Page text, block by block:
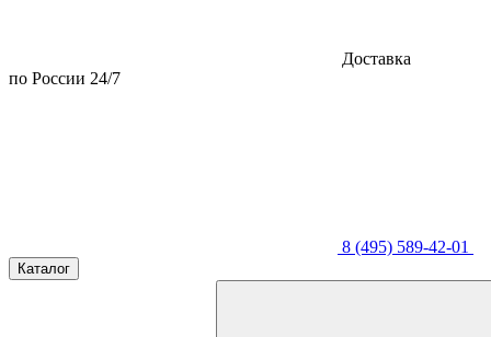
Доставка
по России 24/7
8 (495) 589-42-01
Каталог